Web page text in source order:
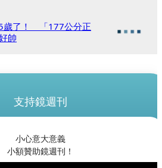
歲了！ 「177公分正
帥
支持鏡週刊
小心意大意義
小額贊助鏡週刊！